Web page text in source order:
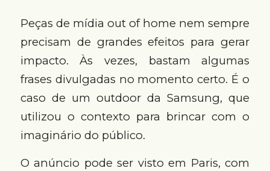
Peças de mídia out of home nem sempre
precisam de grandes efeitos para gerar
impacto. Às vezes, bastam algumas
frases divulgadas no momento certo. É o
caso de um outdoor da Samsung, que
utilizou o contexto para brincar com o
imaginário do público.
O anúncio pode ser visto em Paris, com